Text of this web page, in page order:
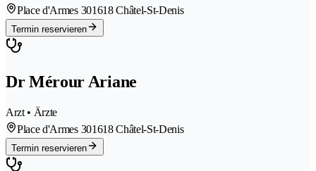
Place d'Armes 301618 Châtel-St-Denis
Termin reservieren
Dr Mérour Ariane
Arzt • Ärzte
Place d'Armes 301618 Châtel-St-Denis
Termin reservieren